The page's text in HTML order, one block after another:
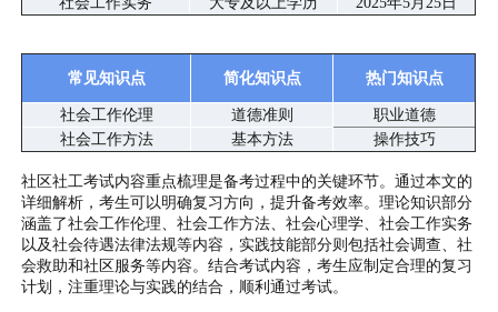
常见知识点 简化知识点 热门知识点
社会工作伦理 道德准则
职业道德
社会工作方法
基本方法 操作技巧
社区社工考试内容重点梳理是备考过程中的关键环节。通过本文的
详细解析，考生可以明确复习方向，提升备考效率。理论知识部分
涵盖了社会工作伦理、社会工作方法、社会心理学、社会工作实务
以及社会待遇法律法规等内容，实践技能部分则包括社会调查、社
会救助和社区服务等内容。结合考试内容，考生应制定合理的复习
计划，注重理论与实践的结合，顺利通过考试。